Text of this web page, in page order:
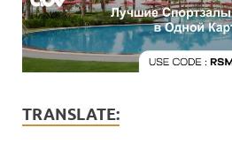
TRANSLATE: